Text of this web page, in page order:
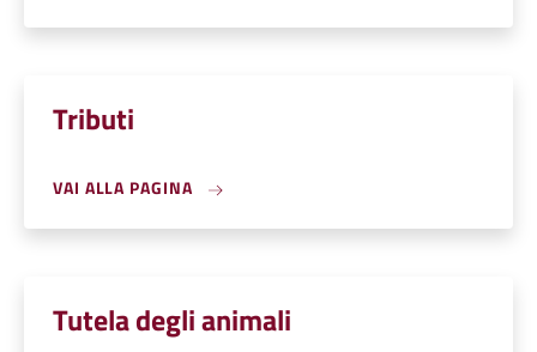
Tributi
VAI ALLA PAGINA
Tutela degli animali